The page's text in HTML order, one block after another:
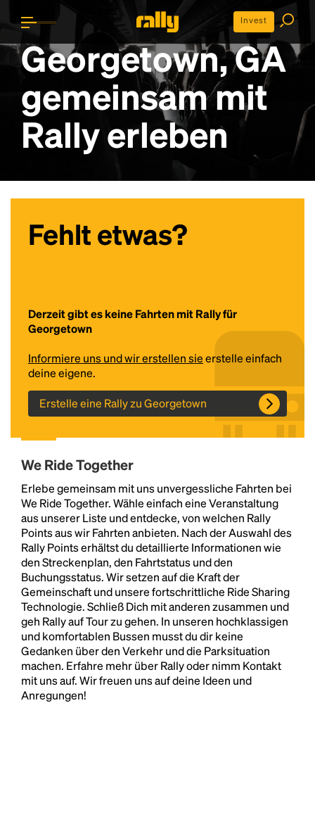
Invest
Georgetown, GA
gemeinsam mit
Rally erleben
Fehlt etwas?
Derzeit gibt es keine Fahrten mit Rally für
Georgetown
Informiere uns und wir erstellen sieerstelle einfach
deine eigene.
Erstelle eine Rally zu Georgetown
We Ride Together
Erlebe gemeinsam mit uns unvergessliche Fahrten bei
We Ride Together. Wähle einfach eine Veranstaltung
aus unserer Liste und entdecke, von welchen Rally
Points aus wir Fahrten anbieten. Nach der Auswahl des
Rally Points erhältst du detaillierte Informationen wie
den Streckenplan, den Fahrtstatus und den
Buchungsstatus. Wir setzen auf die Kraft der
Gemeinschaft und unsere fortschrittliche Ride Sharing
Technologie. Schließ Dich mit anderen zusammen und
geh Rally auf Tour zu gehen. In unseren hochklassigen
und komfortablen Bussen musst du dir keine
Gedanken über den Verkehr und die Parksituation
machen. Erfahre mehr über Rally oder nimm Kontakt
mit uns auf. Wir freuen uns auf deine Ideen und
Anregungen!
Headline
Lorem Ipsum is simply dummy text of the printing
and typesetting industry.Lorem Ipsum has been the
industry's standarddummy text ever since the
1500s, when an unknown printer took a galley of
type and scrambled it to make a type specimen
book. It has survived not only five centuries, but also
the leap into electronic typesetting, remaining
essentially unchanged.